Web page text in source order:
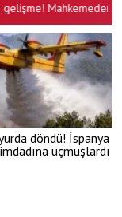
tutuklu
döndü! İspanya
uçmuşlardı